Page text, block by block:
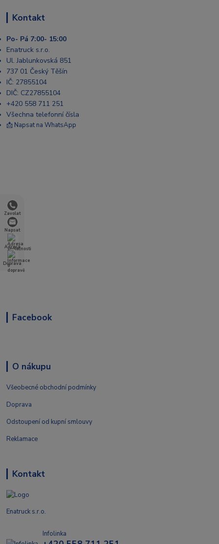
Zavolat
Napsat
Adresa
Doprava
Kontakt
Po- Pá 7:00- 15:00
Enatruck s.r.o.
Ul. Jablunkovská 851
737 01 Český Těšín
IČ: 27855104
DIČ: CZ27855104
+420 558 711 251
Všechna telefonní čísla
📩 Napsat na WhatsApp
Facebook
O nákupu
Všeobecné obchodní podmínky
Doprava
Odstoupení od kupní smlouvy
Reklamace
Kontakt
Enatruck s.r.o.
Infolinka